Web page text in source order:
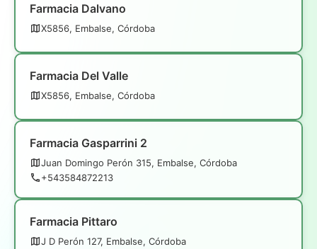
Farmacia Dalvano
X5856, Embalse, Córdoba
Farmacia Del Valle
X5856, Embalse, Córdoba
Farmacia Gasparrini 2
Juan Domingo Perón 315, Embalse, Córdoba
+543584872213
Farmacia Pittaro
J D Perón 127, Embalse, Córdoba